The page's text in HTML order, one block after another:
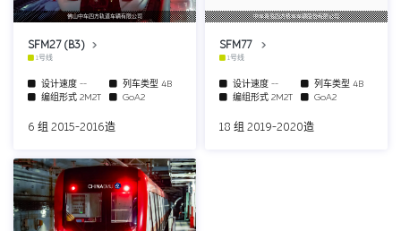
佛山中车四方轨道车辆有限公司
SFM27 (B3)
1号线
设计速度 -- 列车类型 4B
编组形式 2M2T GoA2
6 组 2015-2016造
中车青岛四方机车车辆股份有限公司
SFM77
1号线
设计速度 -- 列车类型 4B
编组形式 2M2T GoA2
18 组 2019-2020造